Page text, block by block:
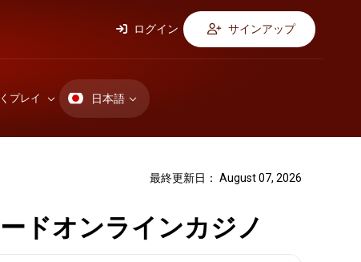
ログイン サインアップ
プレイ 日本語
最終更新日： August 07, 2026
ドオンラインカジノ